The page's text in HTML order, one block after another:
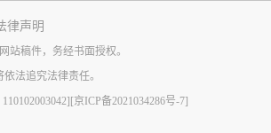
律声明
站稿件，务经书面授权。
法追究法律责任。
[京ICP备2021034286号-7]